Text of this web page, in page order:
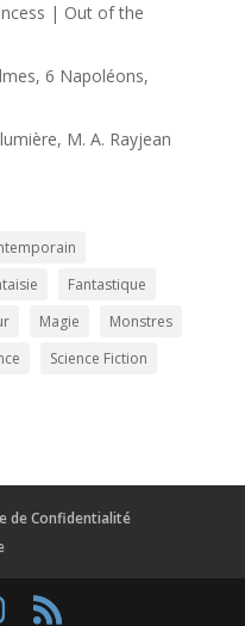
| Out of the
6 Napoléons,
M. A. Rayjean
Fantastique
Magie
Monstres
Science Fiction
de Confidentialité